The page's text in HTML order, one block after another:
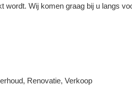
wordt. Wij komen graag bij u langs
Renovatie, Verkoop